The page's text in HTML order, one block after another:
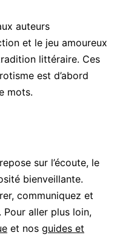
auteurs
et le jeu amoureux
littéraire. Ces
est d’abord
mots.
sur l’écoute, le
bienveillante.
communiquez et
aller plus loin,
et nos guides et